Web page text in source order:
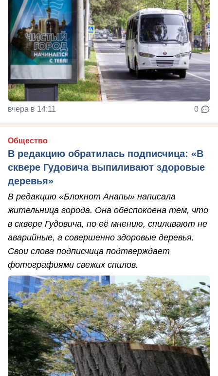
вчера в 14:11 0
Общество
В редакцию обратилась подписчица: «В
сквере Гудовича выпиливают здоровые
деревья»
В редакцию «Блокнот Анапы» написала
жительница города. Она обеспокоена тем, что
в сквере Гудовича, по её мнению, спиливают не
аварийные, а совершенно здоровые деревья.
Свои слова подписчица подтверждает
фотографиями свежих спилов.